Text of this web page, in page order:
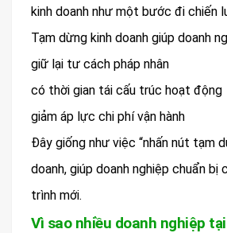
kinh doanh như một bước đi chiến
Tạm dừng kinh doanh giúp doanh
giữ lại tư cách pháp nhân
có thời gian tái cấu trúc hoạt động
giảm áp lực chi phí vận hành
Đây giống như việc “nhấn nút tạm
doanh, giúp doanh nghiệp chuẩn bị
trình mới.
Vì sao nhiều doanh nghiệp